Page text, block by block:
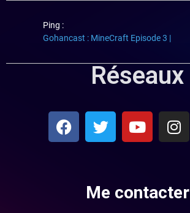
Ping :
Gohancast : MineCraft Episode 3 |
Réseaux
Me contacter